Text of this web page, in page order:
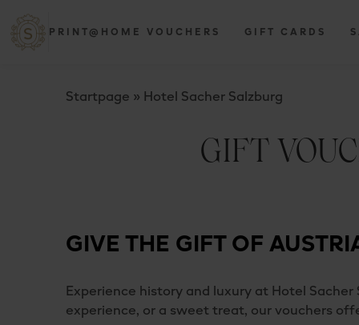
PRINT@HOME VOUCHERS GIFT CARDS
Startpage » Hotel Sacher Salzburg
GIFT
GIVE THE GIFT OF
Experience history and luxury at Hotel
experience, or a sweet treat, our vouchers